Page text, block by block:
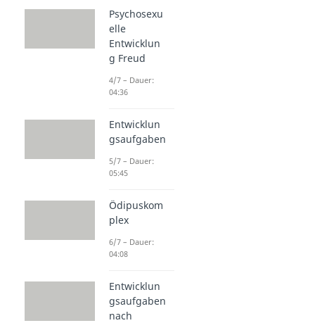
Psychosexu
elle
Entwicklun
g Freud
4/7 – Dauer:
04:36
Entwicklun
gsaufgaben
5/7 – Dauer:
05:45
Ödipuskom
plex
6/7 – Dauer:
04:08
Entwicklun
gsaufgaben
nach